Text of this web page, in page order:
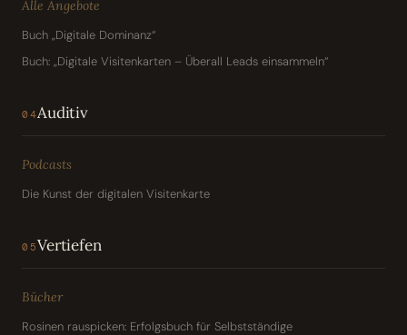
Alle Angebote
Buch „Digitale Dominanz“
Buch: „Digitale Visitenkarten – Überall Leads einsammeln“
04Auditiv
Podcasts
Die Kunst der digitalen Visitenkarte
05Vertiefen
Bücher
Rosinen rauspicken: Erfolgsbuch für Selbstständige